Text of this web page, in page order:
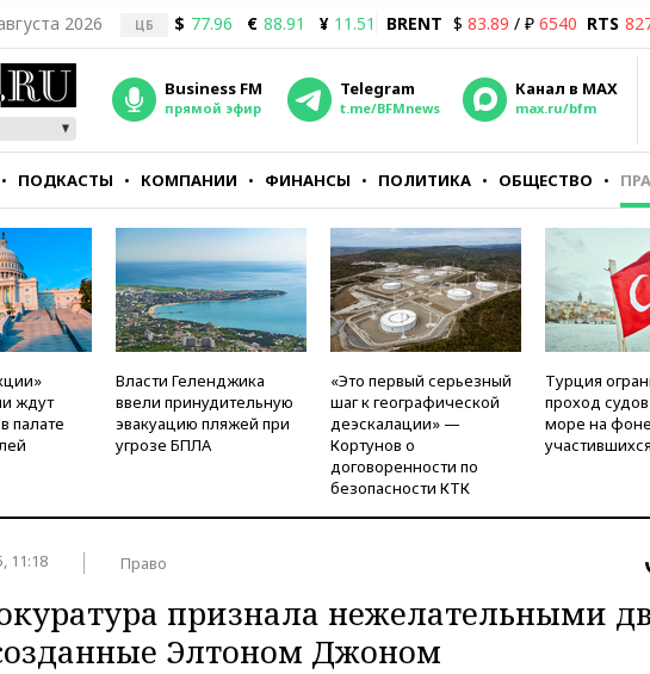
2026 ЦБ $ 77.96 € 88.91 ¥ 11.51 BRENT $ 83.89 / ₽ 6540 RTS
Business FM
прямой эфир
Telegram
t.me/BFMnews
Канал в MAX
max.ru/bfm
ПОДКАСТЫ КОМПАНИИ ФИНАНСЫ ПОЛИТИКА ОБЩЕСТВО
ждут
палате
Власти Геленджика
ввели принудительную
эвакуацию пляжей при
угрозе БПЛА
«Это первый серьезный
шаг к географической
деэскалации» —
Кортунов о
договоренности по
безопасности КТК
Турция
проход
море на фоне
11:18 Право
признала нежелательными
Элтоном Джоном